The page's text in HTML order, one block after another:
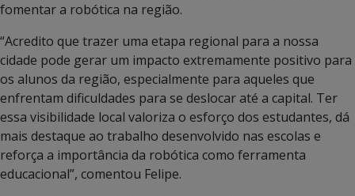
fomentar a robótica na região.
“Acredito que trazer uma etapa regional para a nossa
cidade pode gerar um impacto extremamente positivo para
os alunos da região, especialmente para aqueles que
enfrentam dificuldades para se deslocar até a capital. Ter
essa visibilidade local valoriza o esforço dos estudantes, dá
mais destaque ao trabalho desenvolvido nas escolas e
reforça a importância da robótica como ferramenta
educacional”, comentou Felipe.